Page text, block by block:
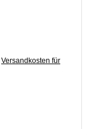
Versandkosten für